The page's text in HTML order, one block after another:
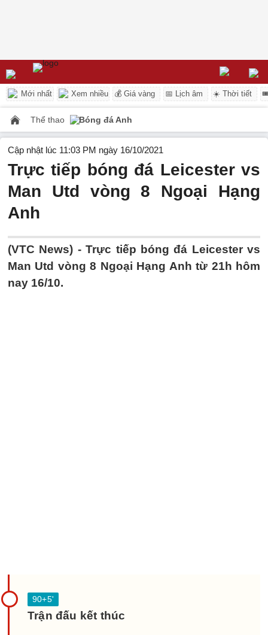
Mới nhất Xem nhiều 💰 Giá vàng 📅 Lịch âm ☀️ Thời tiết
Thể thao Bóng đá Anh
Cập nhật lúc 11:03 PM ngày 16/10/2021
Trực tiếp bóng đá Leicester vs
Man Utd vòng 8 Ngoại Hạng
Anh
(VTC News) -Trực tiếp bóng đá Leicester vs
Man Utd vòng 8 Ngoại Hạng Anh từ 21h hôm
nay 16/10.
Trận đấu kết thúc